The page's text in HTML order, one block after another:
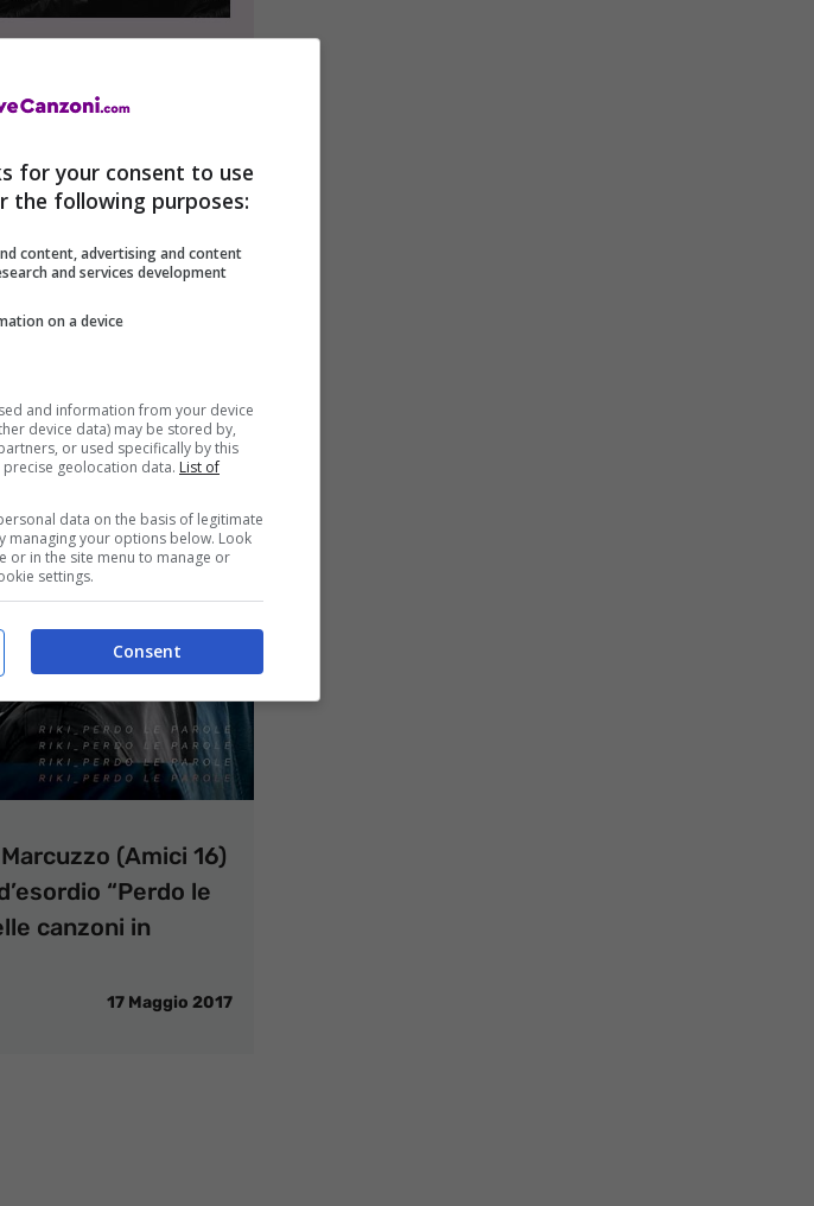
Vita): audio e
28 Marzo 2018
(Amici 16)
“Perdo le
canzoni in
17 Maggio 2017
for your consent to use
the following purposes:
content, advertising and content
and services development
on a device
and information from your device
device data) may be stored by,
or used specifically by this
geolocation data. List of
data on the basis of legitimate
managing your options below. Look
or in the site menu to manage or
settings.
Consent